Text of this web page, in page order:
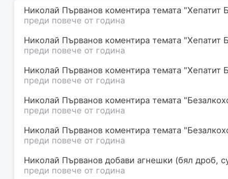
Николай Първанов коментира темата
преди повече от година
Николай Първанов коментира темата
преди повече от година
Николай Първанов коментира темата
преди повече от година
Николай Първанов коментира темата
преди повече от година
Николай Първанов коментира темата
преди повече от година
Николай Първановдобави агнешки (бял дроб,
преди повече от година